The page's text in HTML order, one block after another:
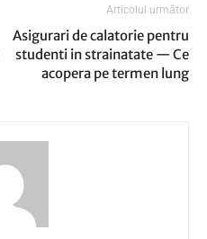
Articolul următor
Asigurari de calatorie pentru
studenti in strainatate — Ce
acopera pe termen lung